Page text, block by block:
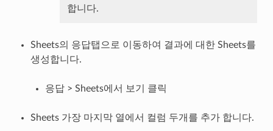
합니다.
Sheets의 응답탭으로 이동하여 결과에 대한 Sheets를
생성합니다.
응답 > Sheets에서 보기 클릭
Sheets 가장 마지막 열에서 컬럼 두개를 추가 합니다.